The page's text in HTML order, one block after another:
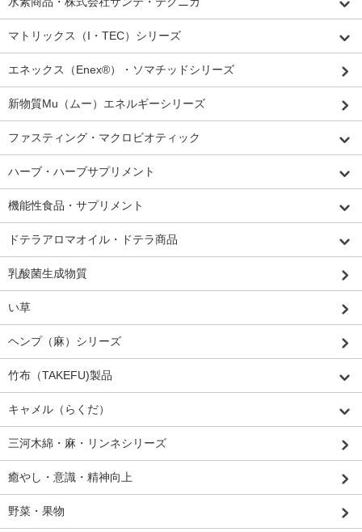
マトリックス（I・TEC）シリーズ
エネックス（Enex®）・ソマチッドシリーズ
新物質Mu（ムー）エネルギーシリーズ
ファスティング・マクロビオティック
ハーブ・ハーブサプリメント
機能性食品・サプリメント
ドテラアロマオイル・ドテラ商品
乳酸菌生成物質
い草
ヘンプ（麻）シリーズ
竹布（TAKEFU)製品
キャメル（らくだ）
三河木綿・麻・リンネシリーズ
癒やし・意識・精神向上
野菜・果物